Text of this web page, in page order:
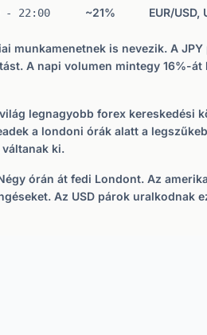
- 22:00 ~21% EUR/USD,
munkamenetnek is nevezik. A JPY
A napi volumen mintegy 16%-át
legnagyobb forex kereskedési
a londoni órák alatt a
váltanak ki.
órán át fedi Londont. Az
Az USD párok uralkodnak